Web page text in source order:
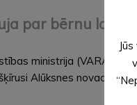
par bērnu
ministrija (VARAM)
Alūksnes novada